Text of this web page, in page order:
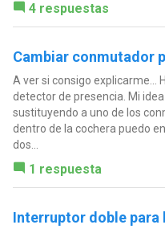
4 respuestas
Cambiar conmutador
A ver si consigo explicarme...
detector de presencia. Mi
sustituyendo a uno de los
dentro de la cochera puedo
dos...
1 respuesta
Interruptor doble para